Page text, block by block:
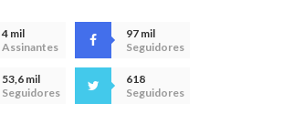
4 mil
Assinantes
97 mil
Seguidores
53,6 mil
Seguidores
618
Seguidores